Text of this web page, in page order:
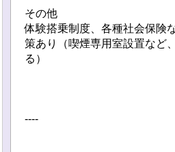
その他
体験搭乗制度、各種社会保険
策あり（喫煙専用室設置など
る）
----